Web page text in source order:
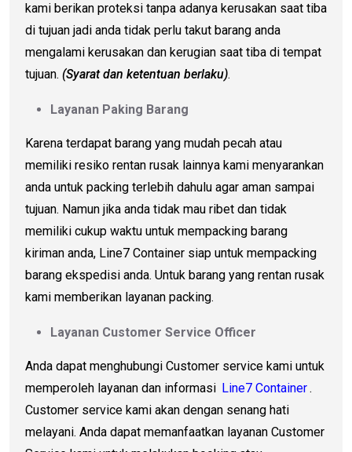
kami berikan proteksi tanpa adanya kerusakan saat tiba
di tujuan jadi anda tidak perlu takut barang anda
mengalami kerusakan dan kerugian saat tiba di tempat
tujuan. (Syarat dan ketentuan berlaku).
Layanan Paking Barang
Karena terdapat barang yang mudah pecah atau
memiliki resiko rentan rusak lainnya kami menyarankan
anda untuk packing terlebih dahulu agar aman sampai
tujuan. Namun jika anda tidak mau ribet dan tidak
memiliki cukup waktu untuk mempacking barang
kiriman anda, Line7 Container siap untuk mempacking
barang ekspedisi anda. Untuk barang yang rentan rusak
kami memberikan layanan packing.
Layanan Customer Service Officer
Anda dapat menghubungi Customer service kami untuk
memperoleh layanan dan informasi Line7 Container.
Customer service kami akan dengan senang hati
melayani. Anda dapat memanfaatkan layanan Customer